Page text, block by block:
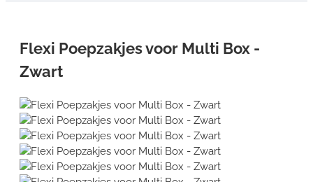
Flexi Poepzakjes voor Multi Box -
Zwart